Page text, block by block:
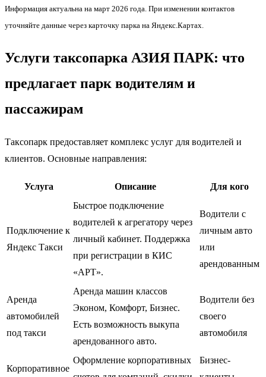
Информация актуальна на март 2026 года. При изменении контактов
уточняйте данные через карточку парка на Яндекс.Картах.
Услуги таксопарка АЗИЯ ПАРК: что
предлагает парк водителям и
пассажирам
Таксопарк предоставляет комплекс услуг для водителей и
клиентов. Основные направления:
Услуга Описание Для кого
Подключение к
Яндекс Такси
Быстрое подключение
водителей к агрегатору через
личный кабинет. Поддержка
при регистрации в КИС
«АРТ».
Водители с
личным авто
или
арендованным
Аренда
автомобилей
под такси
Аренда машин классов
Эконом, Комфорт, Бизнес.
Есть возможность выкупа
арендованного авто.
Водители без
своего
автомобиля
Корпоративное
Оформление корпоративных
Бизнес-